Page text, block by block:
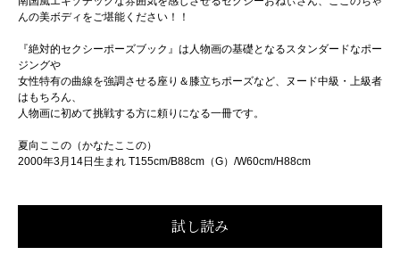
んの美ボディをご堪能ください！！
『絶対的セクシーポーズブック』は人物画の基礎となるスタンダードなポー
ジングや
女性特有の曲線を強調させる座り＆膝立ちポーズなど、ヌード中級・上級者
はもちろん、
人物画に初めて挑戦する方に頼りになる一冊です。
夏向ここの（かなたここの）
2000年3月14日生まれ T155cm/B88cm（G）/W60cm/H88cm